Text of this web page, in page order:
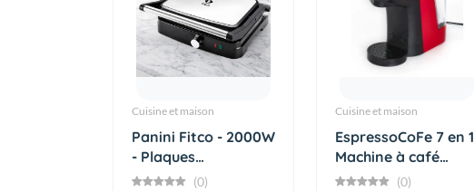
Cuisine et maison
Panini Fitco - 2000W
- Plaques
antiadhés...
(0)
Cuisine et maison
EspressoCoFe 7 en 1
Machine à café
espre...
(0)